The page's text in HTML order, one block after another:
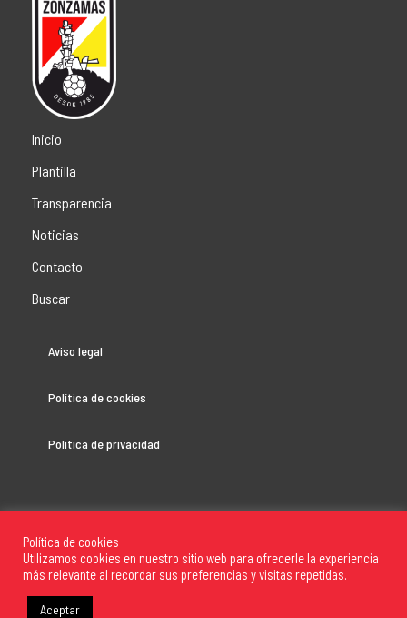
Inicio
Plantilla
Transparencia
Noticias
Contacto
Buscar
Aviso legal
Política de cookies
Política de privacidad
Copyright 2022 Club Balonmano Zonzamas, Todos los
Política de cookies
Utilizamos cookies en nuestro sitio web para ofrecerle la experiencia
más relevante al recordar sus preferencias y visitas repetidas.
Aceptar